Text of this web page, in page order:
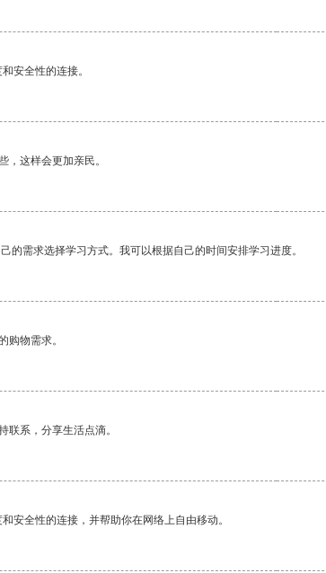
安全性的连接。
，这样会更加亲民。
的需求选择学习方式。我可以根据自己的时间安排学习进度。
购物需求。
联系，分享生活点滴。
安全性的连接，并帮助你在网络上自由移动。